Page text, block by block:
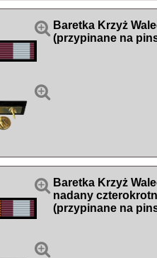


Baretka Krzyż
(przypinane na


Baretka Krzyż
nadany
(przypinane na